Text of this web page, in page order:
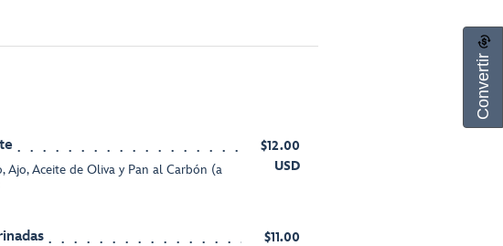
Ajo, Aceite de Oliva y Pan al Carbón (a
$12.00
USD
$11.00
Convertir